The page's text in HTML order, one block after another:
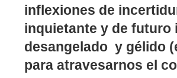
inflexiones de
inquietante y de futuro
desangelado y gélido
para atravesarnos el